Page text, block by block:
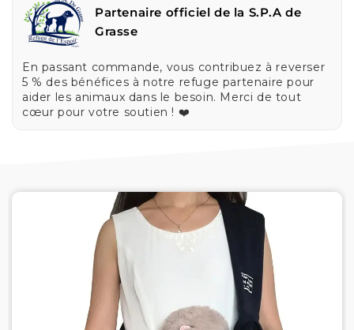
Partenaire officiel de la S.P.A de
Grasse
En passant commande, vous contribuez à reverser
5 % des bénéfices à notre refuge partenaire pour
aider les animaux dans le besoin. Merci de tout
cœur pour votre soutien ! ❤️